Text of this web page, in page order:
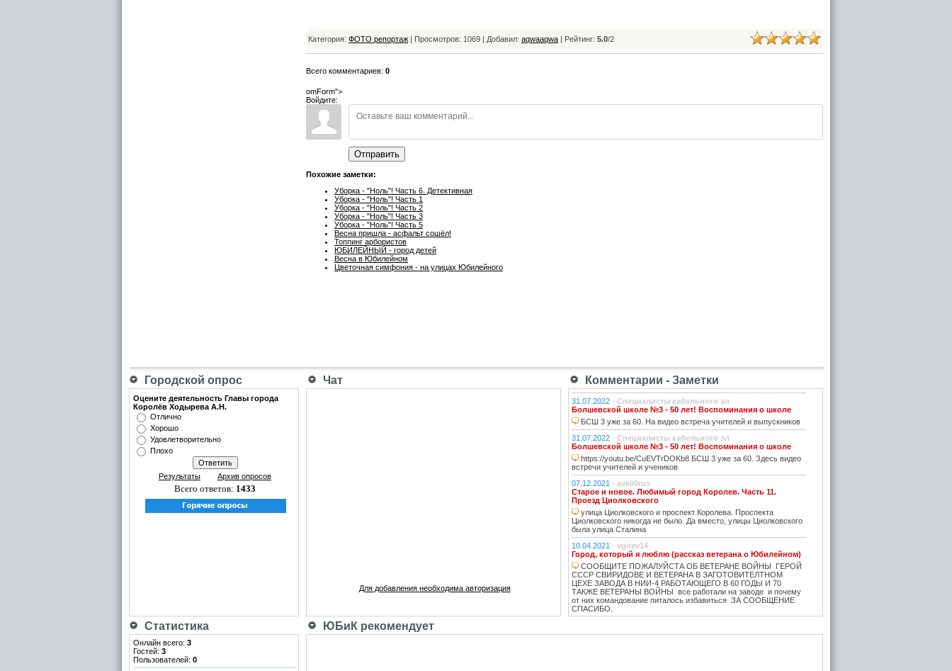
Категория: ФОТО репортаж | Просмотров: 1069 | Добавил: aqwaaqwa | Рейтинг: 5.0/2
Всего комментариев: 0
omForm">
Войдите:
Отправить
Похожие заметки:
Уборка - "Ноль"! Часть 6. Детективная
Уборка - "Ноль"! Часть 1
Уборка - "Ноль"! Часть 2
Уборка - "Ноль"! Часть 3
Уборка - "Ноль"! Часть 5
Весна пришла - асфальт сошёл!
Топпинг арбористов
ЮБИЛЕЙНЫЙ - город детей
Весна в Юбилейном
Цветочная симфония - на улицах Юбилейного
Городской опрос Чат Комментарии - Заметки
Оцените деятельность Главы города
Королёв Ходырева А.Н.
Отлично
Хорошо
Удовлетворительно
Плохо
Результаты Архив опросов
Всего ответов: 1433
Для добавления необходима авторизация
31.07.2022 - Специалисты кабельного эл
Болшевской школе №3 - 50 лет! Воспоминания о школе
БСШ 3 уже за 60. На видео встреча учителей и выпускников
31.07.2022 - Специалисты кабельного эл
Болшевской школе №3 - 50 лет! Воспоминания о школе
https://youtu.be/CuEVTrDOKb8 БСШ 3 уже за 60. Здесь видео
встречи учителей и учеников
07.12.2021 - avk00rus
Старое и новое. Любимый город Королев. Часть 11.
Проезд Циолковского
улица Циолковского и проспект Королева. Проспекта
Циолковского никогда не было. Да вместо, улицы Циолковского
была улица Сталина
10.04.2021 - vgirev14
Город, который я люблю (рассказ ветерана о Юбилейном)
СООБЩИТЕ ПОЖАЛУЙСТА ОБ ВЕТЕРАНЕ ВОЙНЫ ГЕРОЙ
СССР СВИРИДОВЕ И ВЕТЕРАНА В ЗАГОТОВИТЕЛТНОМ
ЦЕХЕ ЗАВОДА В НИИ-4 РАБОТАЮЩЕГО В 60 ГОДЫ И 70
ТАКЖЕ ВЕТЕРАНЫ ВОЙНЫ все работали на заводе и почему
от них командование питалось избавиться ЗА СООБЩЕНИЕ
СПАСИБО.
Как появился Юбилейный - рассказ ветерана
Статистика ЮБиК рекомендует
Онлайн всего: 3
Гостей: 3
Пользователей: 0